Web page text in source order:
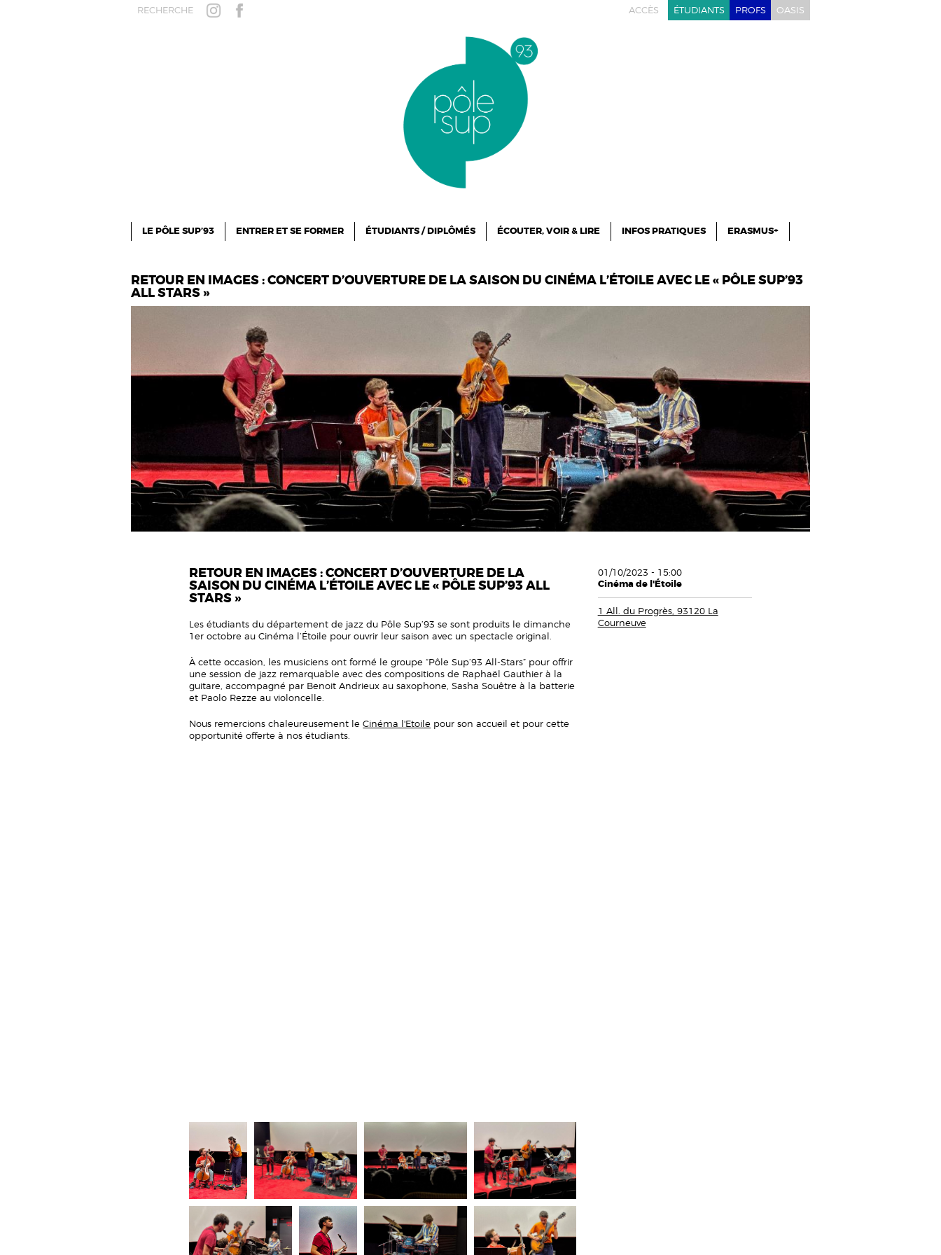
Aller au contenu principal ACCÈS ÉTUDIANTS PROFS OASIS
RECHERCHE INSTAGRAMFACEBOOK
LE PÔLE SUP’93 ENTRER ET SE FORMER ÉTUDIANTS / DIPLÔMÉS ÉCOUTER, VOIR & LIRE INFOS PRATIQUES ERASMUS+
RETOUR EN IMAGES : CONCERT D’OUVERTURE DE LA SAISON DU CINÉMA L’ÉTOILE AVEC LE « PÔLE SUP’93
ALL STARS »
RETOUR EN IMAGES : CONCERT D’OUVERTURE DE LA
SAISON DU CINÉMA L’ÉTOILE AVEC LE « PÔLE SUP’93 ALL
STARS »
Les étudiants du département de jazz du Pôle Sup’93 se sont produits le dimanche
1er octobre au Cinéma l’Étoile pour ouvrir leur saison avec un spectacle original.
À cette occasion, les musiciens ont formé le groupe “Pôle Sup’93 All-Stars” pour offrir
une session de jazz remarquable avec des compositions de Raphaël Gauthier à la
guitare, accompagné par Benoit Andrieux au saxophone, Sasha Souêtre à la batterie
et Paolo Rezze au violoncelle.
Nous remercions chaleureusement leCinéma l'Etoile pour son accueil et pour cette
opportunité offerte à nos étudiants.
01/10/2023 - 15:00
Cinéma de l'Étoile
1 All. du Progrès, 93120 La
Courneuve